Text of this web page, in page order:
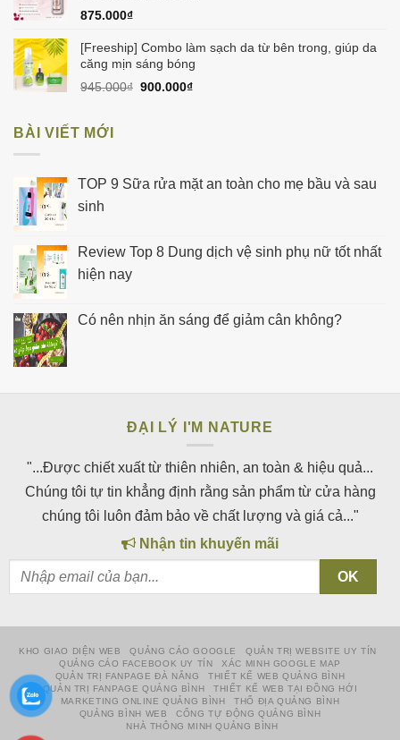
875.000₫
[Freeship] Combo làm sạch da từ bên trong, giúp da
căng mịn sáng bóng
945.000₫ Giá
900.000₫Giá
BÀI VIẾT MỚI
TOP 9 Sữa rửa mặt an toàn cho mẹ bầu và sau
sinh
Review Top 8 Dung dịch vệ sinh phụ nữ tốt nhất
hiện nay
Có nên nhịn ăn sáng để giảm cân không?
ĐẠI LÝ I'M NATURE
"...Được chiết xuất từ thiên nhiên, an toàn & hiệu quả...
Chúng tôi tự tin khẳng định rằng sản phẩm từ cửa hàng
chúng tôi luôn đảm bảo về chất lượng và giá cả..."
Nhận tin khuyến mãi
KHO GIAO DIỆN WEB QUẢNG CÁO GOOGLE
QUẢN TRỊ WEBSITE UY TÍN
QUẢNG CÁO FACEBOOK UY TÍN
XÁC MINH GOOGLE MAP
QUẢN TRỊ FANPAGE ĐÀ NẴNG
THIẾT KẾ WEB QUẢNG BÌNH
QUẢN TRỊ FANPAGE QUẢNG BÌNH
THIẾT KẾ WEB TẠI ĐỒNG HỚI
MARKETING ONLINE QUẢNG BÌNH
THỔ ĐỊA QUẢNG BÌNH
QUẢNG BÌNH WEB
CỔNG TỰ ĐỘNG QUẢNG BÌNH
NHÀ THÔNG MINH QUẢNG BÌNH